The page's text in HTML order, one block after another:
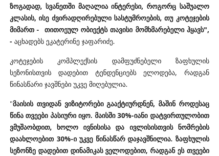
ზოგადად, სვანეთში მაღალია ინტერესი, როგორც საშუალო
კლასის, ისე ძვირადღირებული სასტუმროების, თუ კოტეჯების
მიმართ - თითოეულ ობიექტს თავისი მომხმარებელი ჰყავს",
- აცხადებს ეკატერინე ჯაფარიძე.
კოტეჯების კომპლექსის დამფუძნებელი ზაფხულის
სეზონისთვის დადებით ტენდენციებს ელოდება, რადგან
წინასწარი ჯავშნები უკვე მიღებულია.
"მაისის თვიდან ვიზიტორები გააქტიურდნენ, მაშინ როდესაც
წინა თვეები პასიური იყო. მაისში 30%-იანი დატვირთულობით
ვმუშაობდით, ხოლო ივნისისა და ივლისისთვის ნომრების
დაახლოებით 30%-ი უკვე წინასწარ დაჯავშნილია. ზაფხულის
სეზონზე დადებით დინამიკას ველოდებით, რადგან ეს თვეები